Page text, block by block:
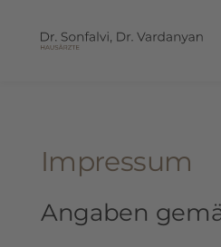
Impressum
Angaben